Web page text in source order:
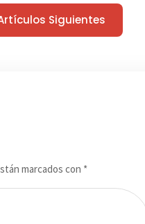
Siguientes
marcados con *